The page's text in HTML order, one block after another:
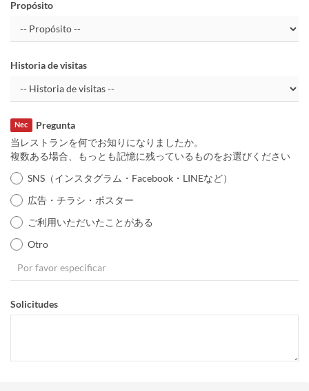
Propósito
Historia de visitas
Pregunta
Nec
当レストランを何でお知りになりましたか。
複数ある場合、もっとも記憶に残っているものをお選びください
SNS（インスタグラム・Facebook・LINEなど）
広告・チラシ・ポスター
ご利用いただいたことがある
Otro
Solicitudes